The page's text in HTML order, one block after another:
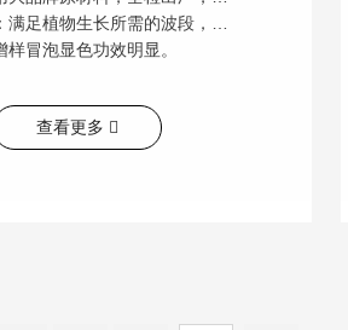
的波段，颜色为白光，主要模仿太阳光，也可用于家庭小型鱼缸中，
样冒泡显色功效明显。
查看更多